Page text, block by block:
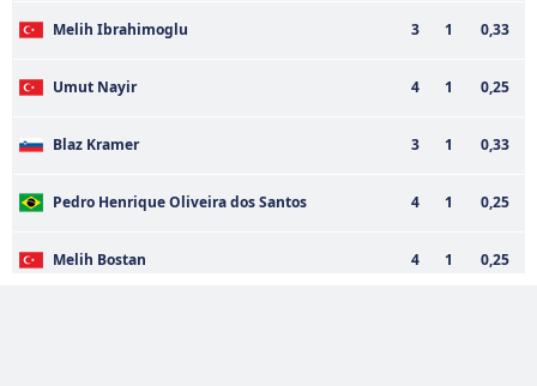
Melih Ibrahimoglu 3 1 0,33
Umut Nayir 4 1 0,25
Blaz Kramer 3 1 0,33
Pedro Henrique Oliveira dos Santos 4 1 0,25
Melih Bostan 4 1 0,25